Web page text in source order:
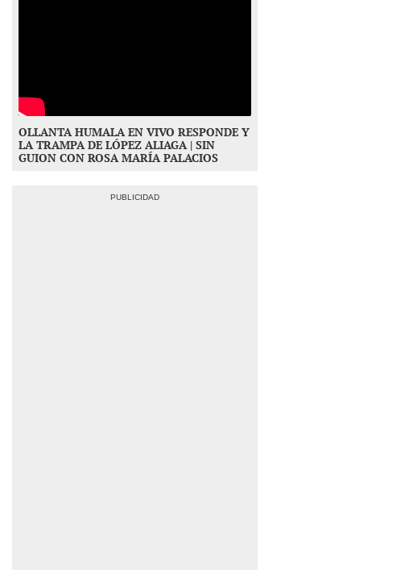
OLLANTA HUMALA EN VIVO RESPONDE Y
LA TRAMPA DE LÓPEZ ALIAGA | SIN
GUION CON ROSA MARÍA PALACIOS